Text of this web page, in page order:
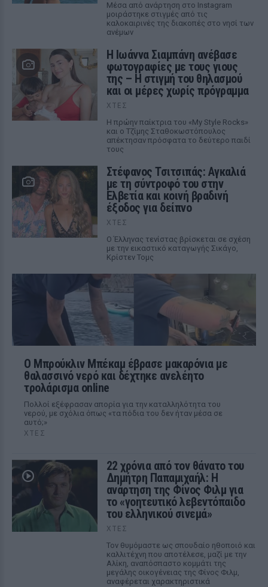
Μέσα από ανάρτηση στο Instagram
μοιράστηκε στιγμές από τις
καλοκαιρινές της διακοπές στο νησί των
ανέμων
H Ιωάννα Σιαμπάνη ανέβασε
φωτογραφίες με τους γιους
της – Η στιγμή του θηλασμού
και οι μέρες χωρίς πρόγραμμα
ΧΤΕΣ
Η πρώην παίκτρια του «My Style Rocks»
και ο Τζίμης Σταθοκωστόπουλος
απέκτησαν πρόσφατα το δεύτερο παιδί
τους
Στέφανος Τσιτσιπάς: Αγκαλιά
με τη σύντροφό του στην
Ελβετία και κοινή βραδινή
έξοδος για δείπνο
ΧΤΕΣ
Ο Έλληνας τενίστας βρίσκεται σε σχέση
με την εικαστικό καταγωγής Σικάγο,
Κρίστεν Τομς
Ο Μπρούκλιν Μπέκαμ έβρασε μακαρόνια με
θαλασσινό νερό και δέχτηκε ανελέητο
τρολάρισμα online
Πολλοί εξέφρασαν απορία για την καταλληλότητα του
νερού, με σχόλια όπως «τα πόδια του δεν ήταν μέσα σε
αυτό;»
ΧΤΕΣ
22 χρόνια από τον θάνατο του
Δημήτρη Παπαμιχαήλ: Η
ανάρτηση της Φίνος Φιλμ για
το «γοητευτικό λεβεντόπαιδο
του ελληνικού σινεμά»
ΧΤΕΣ
Τον θυμόμαστε ως σπουδαίο ηθοποιό και
καλλιτέχνη που αποτέλεσε, μαζί με την
Αλίκη, αναπόσπαστο κομμάτι της
μεγάλης οικογένειας της Φίνος Φιλμ,
αναφέρεται χαρακτηριστικά